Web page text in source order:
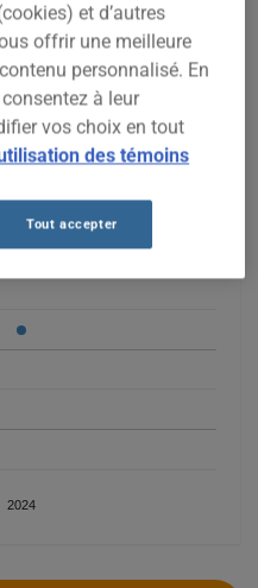
autre année, ou
un prix personnalisé.
pour votre véhicule FORD
que jamais de
2024
et d’autres
offrir une meilleure
personnalisé. En
à leur
vos choix en tout
des témoins
Tout accepter